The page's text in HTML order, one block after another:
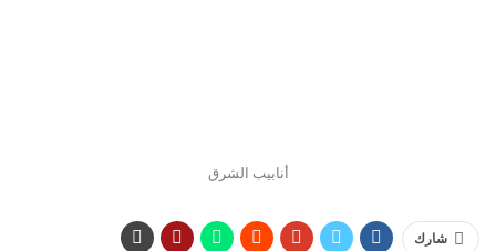
أنابيب الشرق
شارك